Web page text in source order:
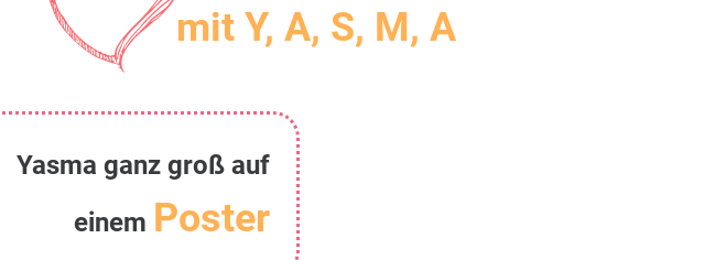
mit Y, A, S, M, A
Yasma ganz groß auf
einem Poster